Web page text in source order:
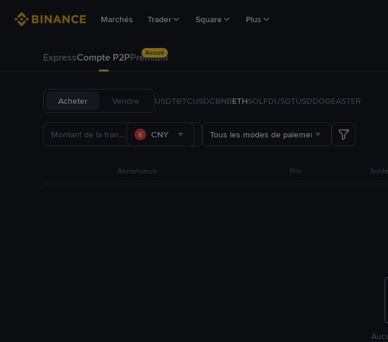
Marchés Trader Square Plus
ExpressCompte P2PPremium
Assuré
Acheter Vendre USDTBTCUSDCBNBETHSOLFDUSDTUSDDOGEASTER
CNY Tous les modes de paiement
Annonceurs Prix